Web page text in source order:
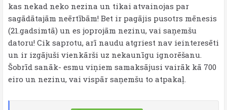
kas nekad neko nezina un tikai atvainojas par
sagādātajām neērtībām! Bet ir pagājis pusotrs mēnesis
(21.gadsimtā) un es joprojām nezinu, vai saņemšu
datoru! Cik saprotu, arī naudu atgriest nav ieinteresēti
un ir izgājuši vienkārši uz nekaunīgu ignorēšanu.
Šobrīd sanāk- esmu viņiem samaksājusi vairāk kā 700
eiro un nezinu, vai vispār saņemšu to atpakaļ.